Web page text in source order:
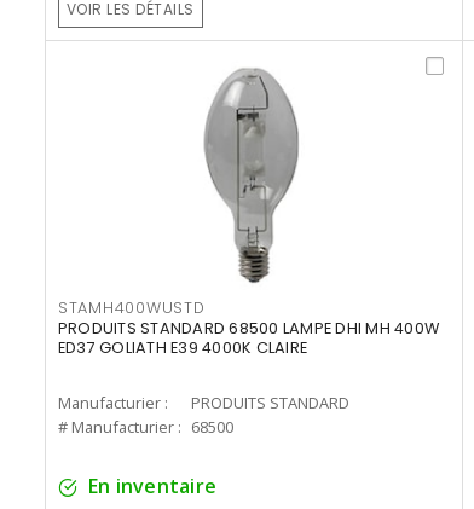
VOIR LES DÉTAILS
STAMH400WUSTD
PRODUITS STANDARD 68500 LAMPE DHI MH 400W
ED37 GOLIATH E39 4000K CLAIRE
Manufacturier :
PRODUITS STANDARD
# Manufacturier : 68500
En inventaire